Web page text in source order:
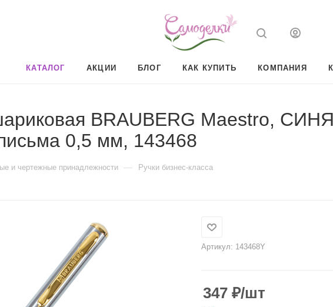
КАТАЛОГ АКЦИИ БЛОГ КАК КУПИТЬ КОМПАНИЯ
BRAUBERG Maestro,
0,5 мм, 143468
и чертежные принадлежности — Ручки бизнес-класса
Артикул: 143468Y
347 ₽/шт